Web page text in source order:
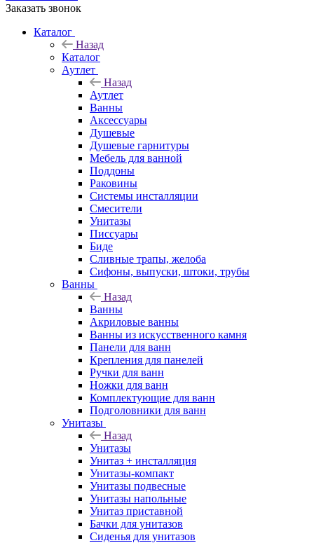
Заказать звонок
Каталог
Назад
Каталог
Аутлет
Назад
Аутлет
Ванны
Аксессуары
Душевые
Душевые гарнитуры
Мебель для ванной
Поддоны
Раковины
Системы инсталляции
Смесители
Унитазы
Писсуары
Биде
Сливные трапы, желоба
Сифоны, выпуски, штоки, трубы
Ванны
Назад
Ванны
Акриловые ванны
Ванны из искусственного камня
Панели для ванн
Крепления для панелей
Ручки для ванн
Ножки для ванн
Комплектующие для ванн
Подголовники для ванн
Унитазы
Назад
Унитазы
Унитаз + инсталляция
Унитазы-компакт
Унитазы подвесные
Унитазы напольные
Унитаз приставной
Бачки для унитазов
Сиденья для унитазов